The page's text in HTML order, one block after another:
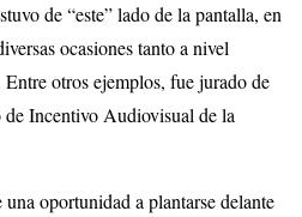
de “este” lado de la pantalla, en
ocasiones tanto a nivel
otros ejemplos, fue jurado de
Incentivo Audiovisual de la
oportunidad a plantarse delante